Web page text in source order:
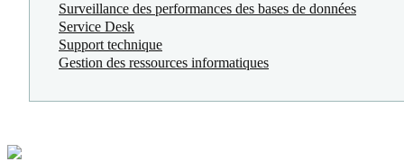
Surveillance des performances des bases de données
Service Desk
Support technique
Gestion des ressources informatiques